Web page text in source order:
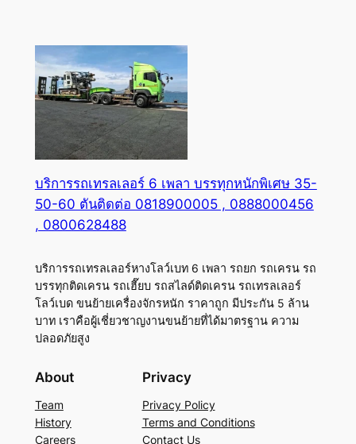
บริการรถเทรลเลอร์ 6 เพลา บรรทุกหนักพิเศษ 35-
50-60 ตันติดต่อ 0818900005 , 0888000456
, 0800628488
บริการรถเทรลเลอร์หางโลว์เบท 6 เพลา รถยก รถเครน รถ
บรรทุกติดเครน รถเฮี๊ยบ รถสไลด์ติดเครน รถเทรลเลอร์
โลว์เบด ขนย้ายเครื่องจักรหนัก ราคาถูก มีประกัน 5 ล้าน
บาท เราคือผู้เชี่ยวชาญงานขนย้ายที่ได้มาตรฐาน ความ
ปลอดภัยสูง
About
Team
History
Careers
Privacy
Privacy Policy
Terms and Conditions
Contact Us